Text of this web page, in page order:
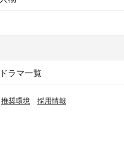
ドラマ一覧
推奨環境 採用情報